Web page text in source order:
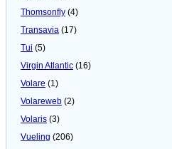
Thomsonfly (4)
Transavia (17)
Tui (5)
Virgin Atlantic (16)
Volare (1)
Volareweb (2)
Volaris (3)
Vueling (206)